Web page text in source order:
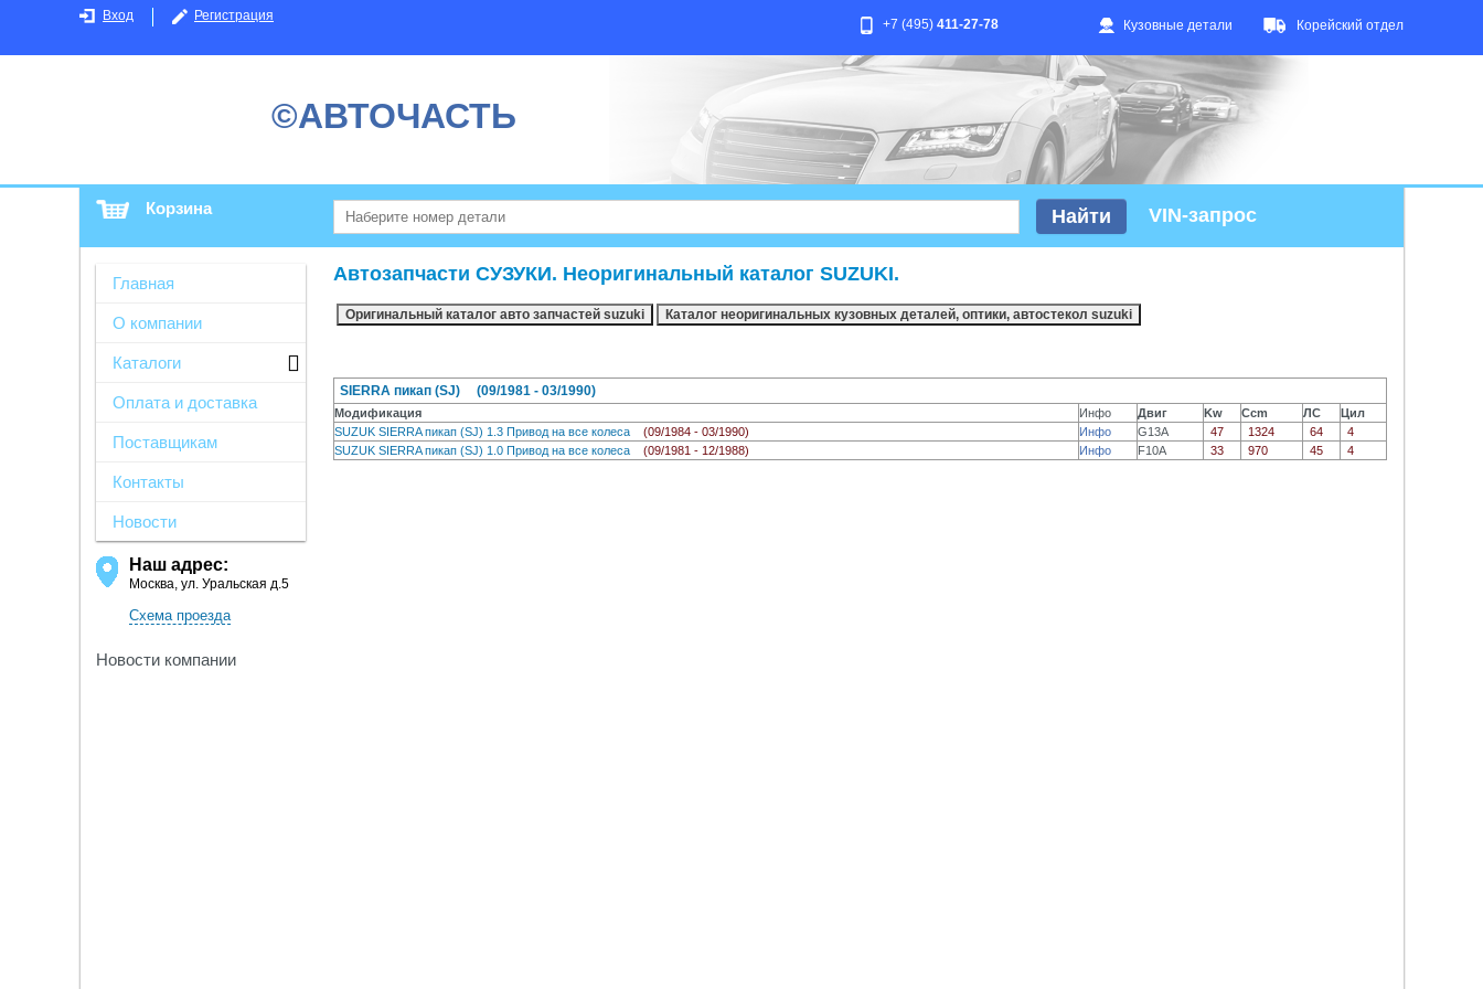
Вход Регистрация
Кузовные детали Корейский отдел
+7 (495) 411-27-78
©АВТОЧАСТЬ
Корзина VIN-запрос
Главная
О компании
Каталоги
Оплата и доставка
Поставщикам
Контакты
Новости
Наш адрес:
Москва, ул. Уральская д.5
Схема проезда
Новости компании
Автозапчасти СУЗУКИ. Неоригинальный каталог SUZUKI.
SIERRA пикап (SJ) (09/1981 - 03/1990)
Модификация Инфо Двиг Kw Ccm ЛС
Цил
SUZUK SIERRA пикап (SJ) 1.3 Привод на все колеса (09/1984 - 03/1990) Инфо G13A 47 1324 64
4
SUZUK SIERRA пикап (SJ) 1.0 Привод на все колеса (09/1981 - 12/1988) Инфо F10A 33 970 45 4